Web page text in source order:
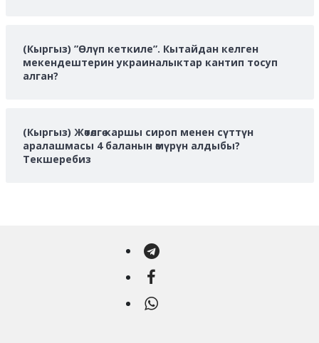
(Кыргыз) ”Өлүп кеткиле”. Кытайдан келген
мекендештерин украиналыктар кантип тосуп
алган?
(Кыргыз) Жөтөлгө каршы сироп менен сүттүн
аралашмасы 4 баланын өмүрүн алдыбы?
Текшеребиз
Telegram
Facebook
WhatsApp